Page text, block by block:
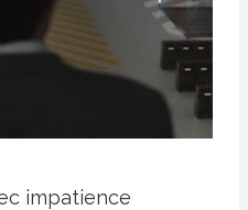
impatience